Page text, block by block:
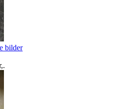
bilder
,.